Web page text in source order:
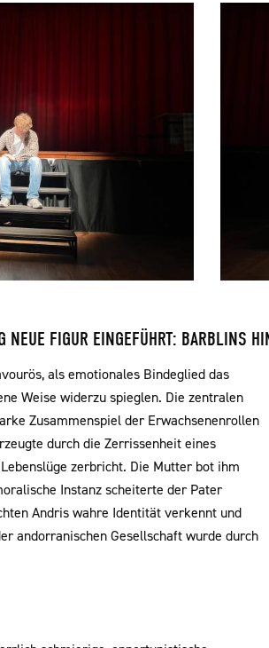
NEUE FIGUR EINGEFÜHRT: BARBLINS
als emotionales Bindeglied das
Weise widerzu spieglen. Die zentralen
Zusammenspiel der Erwachsenenrollen
durch die Zerrissenheit eines
zerbricht. Die Mutter bot ihm
Instanz scheiterte der Pater
Andris wahre Identität verkennt und
andorranischen Gesellschaft wurde durch